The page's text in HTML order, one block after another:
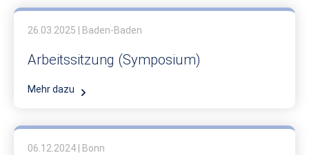
26.03.2025 | Baden-Baden
Arbeitssitzung (Symposium)
Mehr dazu
06.12.2024 | Bonn